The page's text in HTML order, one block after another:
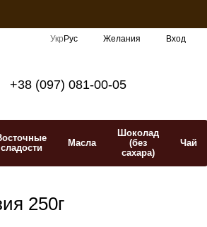
Укр Рус Желания Вход
+38 (097) 081-00-05
сладости
Масла
Шоколад
(без
сахара)
Чай
250г